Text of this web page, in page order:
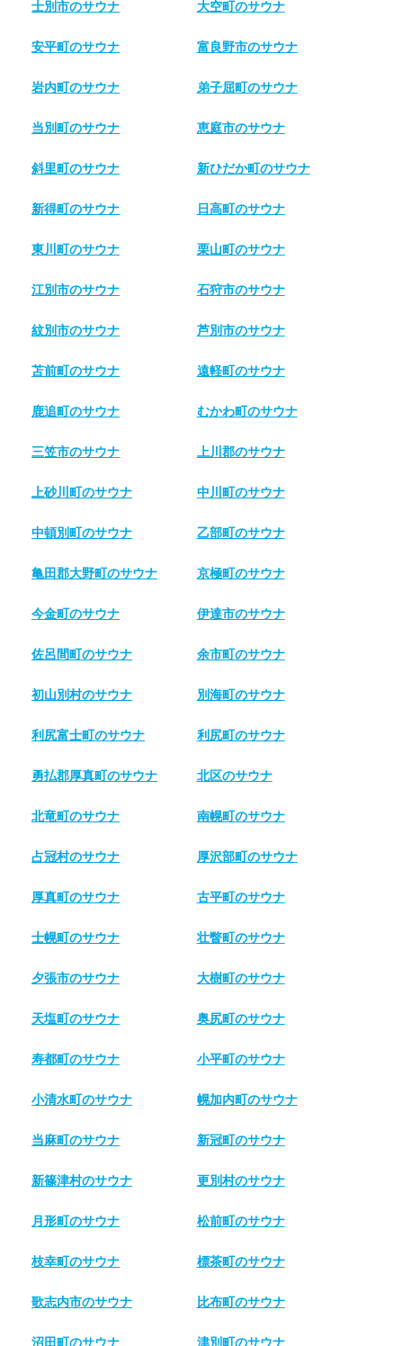
士別市のサウナ 大空町のサウナ
安平町のサウナ 富良野市のサウナ
岩内町のサウナ 弟子屈町のサウナ
当別町のサウナ 恵庭市のサウナ
斜里町のサウナ 新ひだか町のサウナ
新得町のサウナ 日高町のサウナ
東川町のサウナ 栗山町のサウナ
江別市のサウナ 石狩市のサウナ
紋別市のサウナ 芦別市のサウナ
苫前町のサウナ 遠軽町のサウナ
鹿追町のサウナ むかわ町のサウナ
三笠市のサウナ 上川郡のサウナ
上砂川町のサウナ 中川町のサウナ
中頓別町のサウナ 乙部町のサウナ
亀田郡大野町のサウナ 京極町のサウナ
今金町のサウナ 伊達市のサウナ
佐呂間町のサウナ 余市町のサウナ
初山別村のサウナ 別海町のサウナ
利尻富士町のサウナ 利尻町のサウナ
勇払郡厚真町のサウナ 北区のサウナ
北竜町のサウナ 南幌町のサウナ
占冠村のサウナ 厚沢部町のサウナ
厚真町のサウナ 古平町のサウナ
士幌町のサウナ 壮瞥町のサウナ
夕張市のサウナ 大樹町のサウナ
天塩町のサウナ 奥尻町のサウナ
寿都町のサウナ 小平町のサウナ
小清水町のサウナ 幌加内町のサウナ
当麻町のサウナ 新冠町のサウナ
新篠津村のサウナ 更別村のサウナ
月形町のサウナ 松前町のサウナ
枝幸町のサウナ 標茶町のサウナ
歌志内市のサウナ 比布町のサウナ
沼田町のサウナ 津別町のサウナ